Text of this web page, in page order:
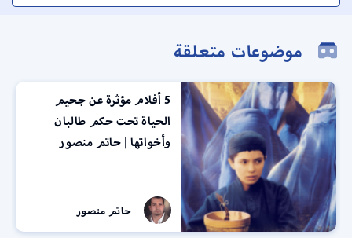
موضوعات متعلقة
5 أفلام مؤثرة عن جحيم
الحياة تحت حكم طالبان
وأخواتها | حاتم منصور
حاتم منصور